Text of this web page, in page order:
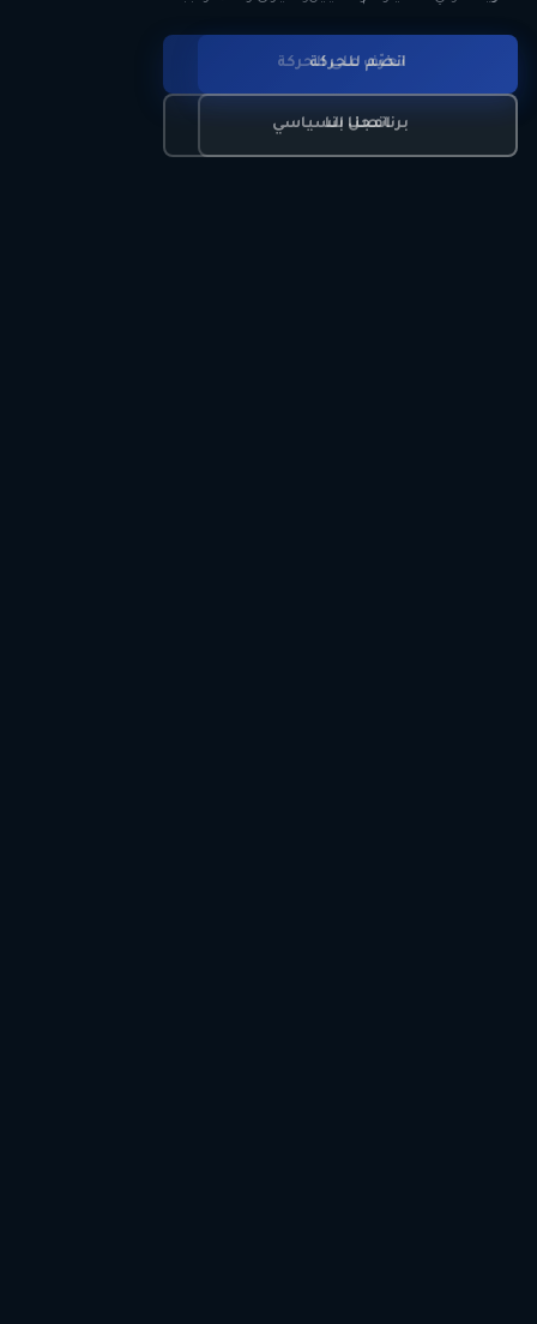
تعرّف على الحركة
برنامجنا السياسي
انضم للحركة
اتصل بنا